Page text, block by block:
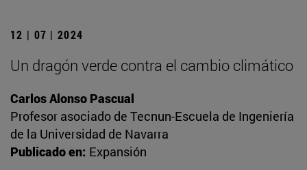
12 | 07 | 2024
Un dragón verde contra el cambio climático
Carlos Alonso Pascual
Profesor asociado de Tecnun-Escuela de Ingeniería
de la Universidad de Navarra
Publicado en: Expansión